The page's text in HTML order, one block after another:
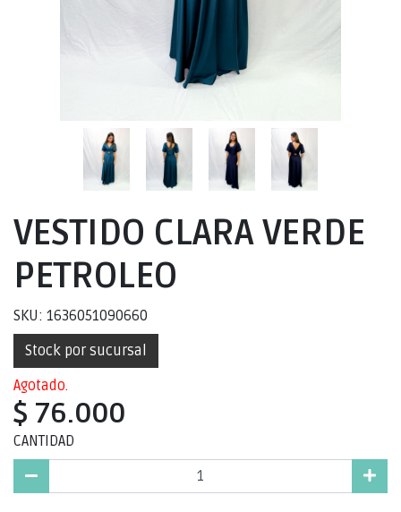
VESTIDO CLARA VERDE
PETROLEO
SKU: 1636051090660
Stock por sucursal
Agotado.
$ 76.000
CANTIDAD